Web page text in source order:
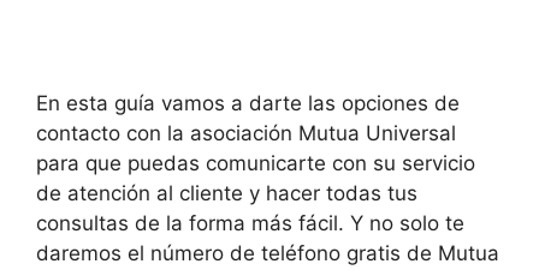
En esta guía vamos a darte las opciones de
contacto con la asociación Mutua Universal
para que puedas comunicarte con su servicio
de atención al cliente y hacer todas tus
consultas de la forma más fácil. Y no solo te
daremos el número de teléfono gratis de Mutua